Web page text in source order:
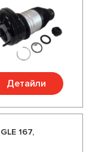
Детайли
167,